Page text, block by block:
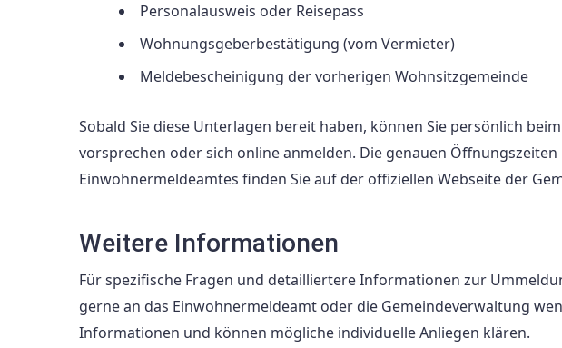
Personalausweis oder Reisepass
Wohnungsgeberbestätigung (vom Vermieter)
Meldebescheinigung der vorherigen Wohnsitzgemeinde
Sobald Sie diese Unterlagen bereit haben, können Sie persönlich
vorsprechen oder sich online anmelden. Die genauen
Einwohnermeldeamtes finden Sie auf der offiziellen Webseite der
Weitere Informationen
Für spezifische Fragen und detailliertere Informationen zur
gerne an das Einwohnermeldeamt oder die Gemeindeverwaltung
Informationen und können mögliche individuelle Anliegen klären.